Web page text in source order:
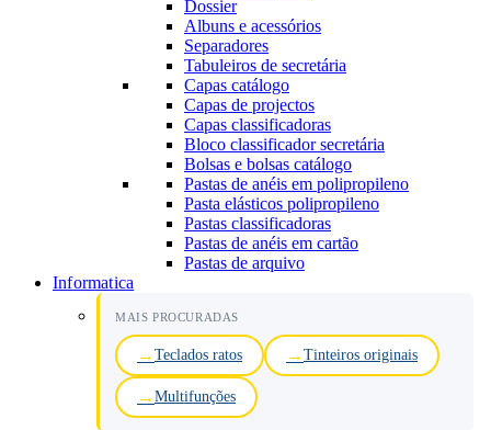
Dossier
Albuns e acessórios
Separadores
Tabuleiros de secretária
Capas catálogo
Capas de projectos
Capas classificadoras
Bloco classificador secretária
Bolsas e bolsas catálogo
Pastas de anéis em polipropileno
Pasta elásticos polipropileno
Pastas classificadoras
Pastas de anéis em cartão
Pastas de arquivo
Informatica
MAIS PROCURADAS
Teclados ratos Tinteiros originais
Multifunções